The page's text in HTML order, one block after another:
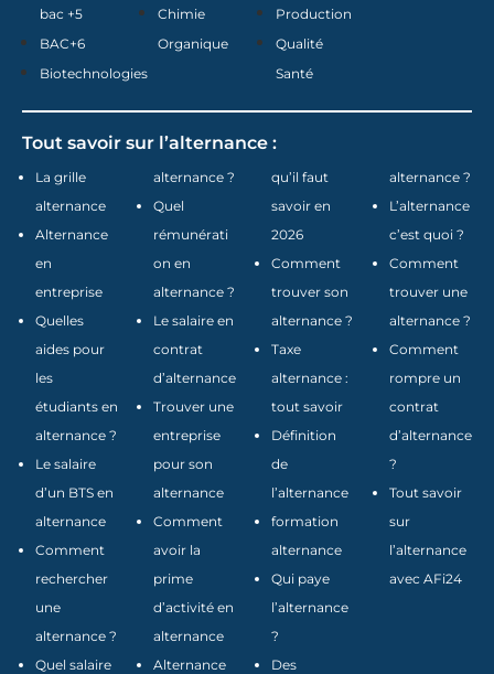
bac +5
BAC+6
Biotechnologies
Chimie
Organique
Production
Qualité
Santé
Tout savoir sur l’alternance :
La grille
alternance
Alternance
en
entreprise
Quelles
aides pour
les
étudiants en
alternance ?
Le salaire
d’un BTS en
alternance
Comment
rechercher
une
alternance ?
Quel salaire
alternance ?
Quel
rémunérati
on en
alternance ?
Le salaire en
contrat
d’alternance
Trouver une
entreprise
pour son
alternance
Comment
avoir la
prime
d’activité en
alternance
Alternance
qu’il faut
savoir en
2026
Comment
trouver son
alternance ?
Taxe
alternance :
tout savoir
Définition
de
l’alternance
formation
alternance
Qui paye
l’alternance
?
Des
alternance ?
L’alternance
c’est quoi ?
Comment
trouver une
alternance ?
Comment
rompre un
contrat
d’alternance
?
Tout savoir
sur
l’alternance
avec AFi24